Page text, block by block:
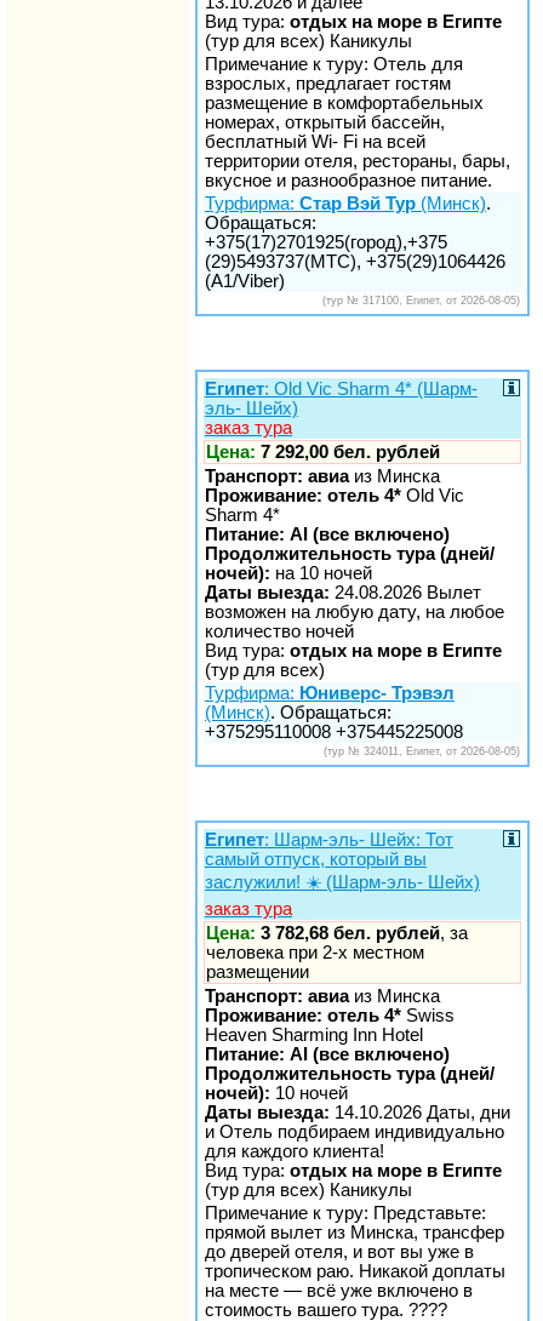
Вид тура: отдых на море в Египте
(тур для всех) Каникулы
Примечание к туру: Отель для
взрослых, предлагает гостям
размещение в комфортабельных
номерах, открытый бассейн,
бесплатный Wi- Fi на всей
территории отеля, рестораны, бары,
вкусное и разнообразное питание.
Турфирма: Стар Вэй Тур (Минск).
Обращаться:
+375(17)2701925(город),+375
(29)5493737(МТС), +375(29)1064426
(A1/Viber)
(тур № 317100, Египет, от 2026-08-05)
Египет: Old Vic Sharm 4* (Шарм-
эль- Шейх)
заказ тура
Цена: 7 292,00 бел. рублей
Транспорт: авиаиз Минска
Проживание: отель 4* Old Vic
Sharm 4*
Питание: AI (все включено)
Продолжительность тура (дней/
ночей): на 10 ночей
Даты выезда: 24.08.2026 Вылет
возможен на любую дату, на любое
количество ночей
Вид тура: отдых на море в Египте
(тур для всех)
Турфирма: Юниверс- Трэвэл
(Минск). Обращаться:
+375295110008 +375445225008
(тур № 324011, Египет, от 2026-08-05)
Египет: Шарм-эль- Шейх: Тот
самый отпуск, который вы
заслужили! ☀️ (Шарм-эль- Шейх)
заказ тура
Цена: 3 782,68 бел. рублей, за
человека при 2-х местном
размещении
Транспорт: авиаиз Минска
Проживание: отель 4* Swiss
Heaven Sharming Inn Hotel
Питание: AI (все включено)
Продолжительность тура (дней/
ночей): 10 ночей
Даты выезда: 14.10.2026 Даты, дни
и Отель подбираем индивидуально
для каждого клиента!
Вид тура: отдых на море в Египте
(тур для всех) Каникулы
Примечание к туру: Представьте:
прямой вылет из Минска, трансфер
до дверей отеля, и вот вы уже в
тропическом раю. Никакой доплаты
на месте — всё уже включено в
стоимость вашего тура. ????